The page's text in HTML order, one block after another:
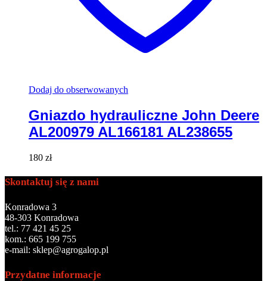
Dodaj do obserwowanych
Gniazdo hydrauliczne John Deere
AL200979 AL166181 AL238655
180 zł
Skontaktuj się z nami
Konradowa 3
48-303 Konradowa
tel.: 77 421 45 25
kom.: 665 199 755
e-mail: sklep@agrogalop.pl
Przydatne informacje